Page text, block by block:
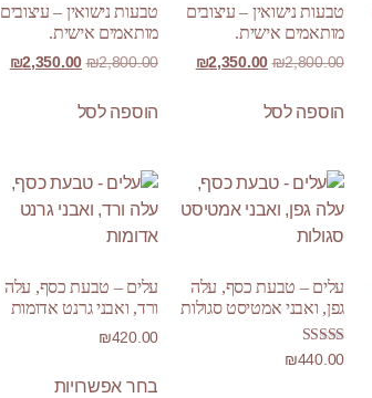
טבעות נישואין – עיצובים
מותאמים אישית.
₪2,800.00
₪2,350.00
הוספה לסל
טבעות נישואין – עיצובים
מותאמים אישית.
₪2,800.00
₪2,350.00
הוספה לסל
עלים – טבעת כסף, עלה
גפן, ואבני אמטיסט סגולות
דורג
₪440.00
עלים – טבעת כסף, עלה
ורד, ואבני גרנט אדומות
₪420.00
בחר אפשרויות